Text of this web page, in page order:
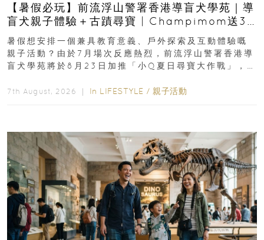
【暑假必玩】前流浮山警署香港導盲犬學苑｜導
盲犬親子體驗＋古蹟尋寶 | Champimom送3
組免費名額
暑假想安排一個兼具教育意義、戶外探索及互動體驗嘅
親子活動？由於7月場次反應熱烈，前流浮山警署香港導
盲犬學苑將於8月23日加推「小Q夏日尋寶大作戰」，家
7th August, 2026 ｜ In LIFESTYLE / 親子活動